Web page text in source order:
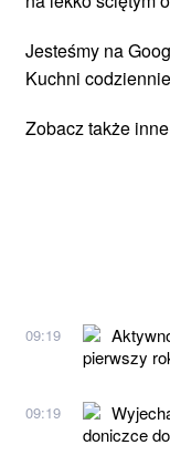
Jesteśmy na
Kuchni
Zobacz także
09:19
pierwszy
09:19
doniczce